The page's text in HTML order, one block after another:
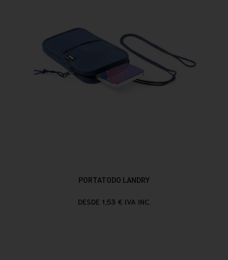
PORTATODO LANDRY
DESDE 1,53 € IVA INC.